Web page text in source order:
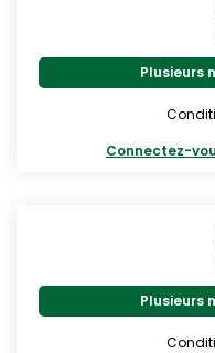
Plusieurs
Connectez-
Plusieurs